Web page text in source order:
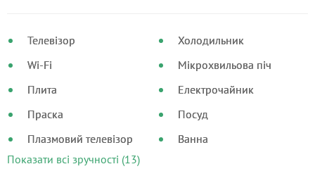
Телевізор
Wi-Fi
Плита
Праска
Плазмовий телевізор
Холодильник
Мікрохвильова піч
Електрочайник
Посуд
Ванна
Показати всі зручності (13)